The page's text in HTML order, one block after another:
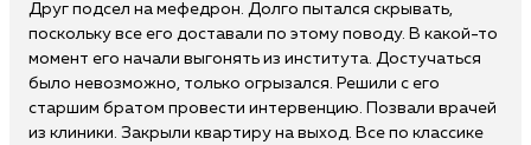
Друг подсел на мефедрон. Долго пытался скрывать,
поскольку все его доставали по этому поводу. В какой-то
момент его начали выгонять из института. Достучаться
было невозможно, только огрызался. Решили с его
старшим братом провести интервенцию. Позвали врачей
из клиники. Закрыли квартиру на выход. Все по классике